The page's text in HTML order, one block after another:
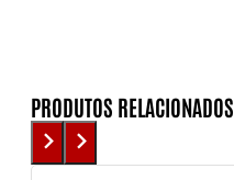
PRODUTOS RELACIONADOS